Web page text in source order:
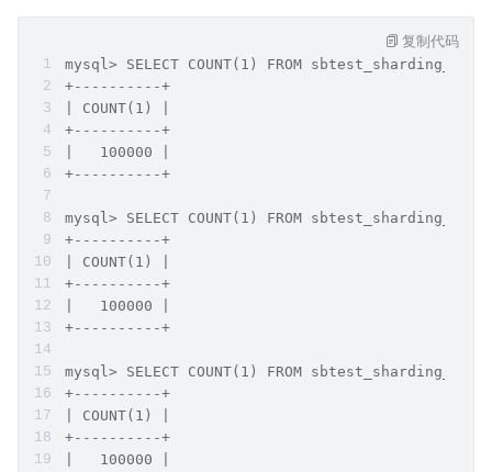
mysql> SELECT COUNT(1) FROM sbtest_sharding_id;
+----------+
| COUNT(1) |
+----------+
|   100000 |
+----------+
mysql> SELECT COUNT(1) FROM sbtest_sharding_k;
+----------+
| COUNT(1) |
+----------+
|   100000 |
+----------+
mysql> SELECT COUNT(1) FROM sbtest_sharding_c;
+----------+
| COUNT(1) |
+----------+
|   100000 |
复制代码